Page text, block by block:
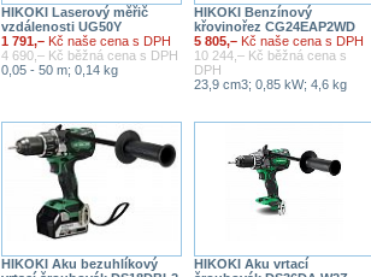
HIKOKI Laserový měřič
vzdálenosti UG50Y
1 791,– Kč naše cena s DPH
4 690,– Kč běžná cena s DPH
0,05 - 50 m; 0,14 kg
HIKOKI Benzínový
křovinořez CG24EAP2WD
5 805,– Kč naše cena s DPH
10 244,– Kč běžná cena s
DPH
23,9 cm3; 0,85 kW; 4,6 kg
HIKOKI Aku bezuhlíkový
HIKOKI Aku vrtací